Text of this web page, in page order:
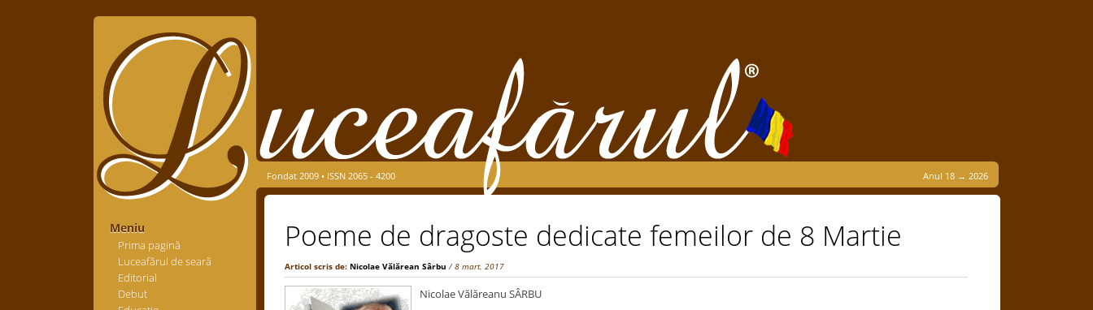
Meniu
Prima pagină
Luceafărul de seară
Editorial
Debut
Fondat 2009 • ISSN 2065 - 4200 Anul 18 → 2026
Poeme de dragoste dedicate femeilor de 8 Martie
Articol scris de: Nicolae Vălărean Sârbu / 8 mart. 2017
Nicolae Vălăreanu SÂRBU